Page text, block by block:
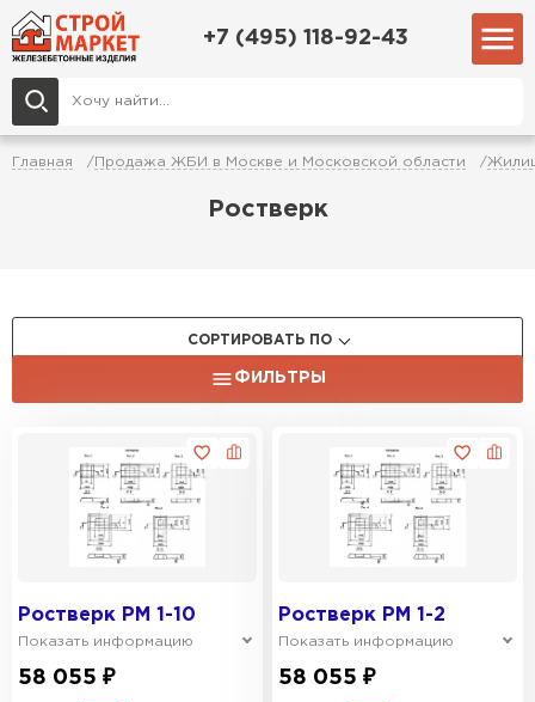
+7 (495) 118-92-43
Главная Продажа ЖБИ в Москве и Московской области
Ростверк
СОРТИРОВАТЬ ПО
ФИЛЬТРЫ
Ростверк РМ 1-10
Показать информацию
58 055 ₽
Ростверк РМ 1-2
Показать информацию
58 055 ₽